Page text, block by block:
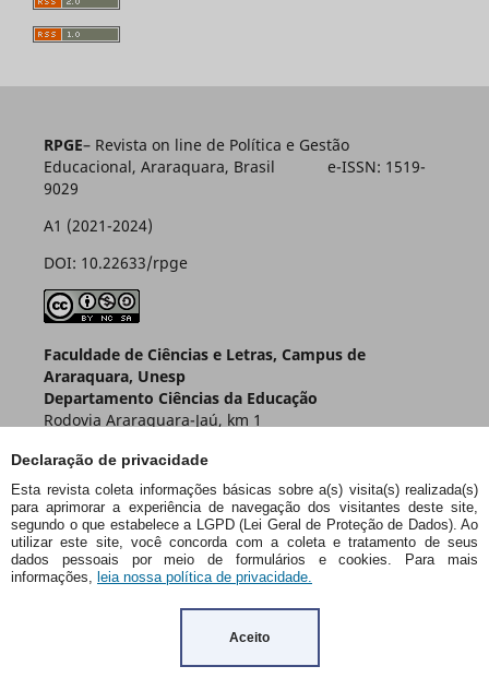
Declaração de privacidade
Esta revista coleta informações básicas sobre a(s) visita(s) realizada(s)
para aprimorar a experiência de navegação dos visitantes deste site,
segundo o que estabelece a LGPD (Lei Geral de Proteção de Dados). Ao
utilizar este site, você concorda com a coleta e tratamento de seus
dados pessoais por meio de formulários e cookies. Para mais
informações, leia nossa política de privacidade.
Aceito
RPGE– Revista on line de Política e Gestão
Educacional, Araraquara, Brasil e-ISSN: 1519-
9029
A1 (2021-2024)
DOI: 10.22633/rpge
Faculdade de Ciências e Letras, Campus de
Araraquara, Unesp
Departamento Ciências da Educação
Rodovia Araraquara-Jaú, km 1
Araraquara – SP – Brasil